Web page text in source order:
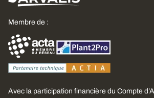
Membre de :
Avec la participation financière du Compte